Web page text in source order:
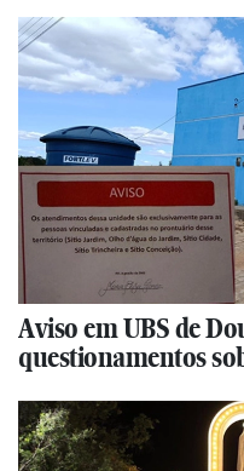
Aviso em UBS de
questionamentos